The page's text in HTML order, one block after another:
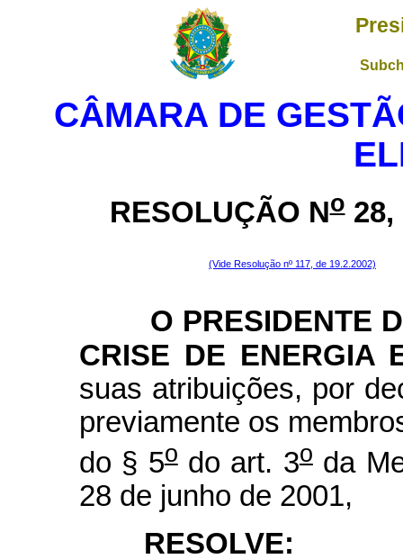
CÂMARA DE
RESOLUÇÃO No28,
(Vide Resolução nº 117, de 19.2.2002)
O PRESIDENTE
CRISE DE ENERGIA
suas atribuições, por
previamente os
do § 5odo art. 3oda
28 de junho de 2001,
RESOLVE: